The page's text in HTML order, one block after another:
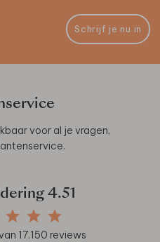
Schrijf je nu in
voor al je vragen,
.
4.51
17.150 reviews